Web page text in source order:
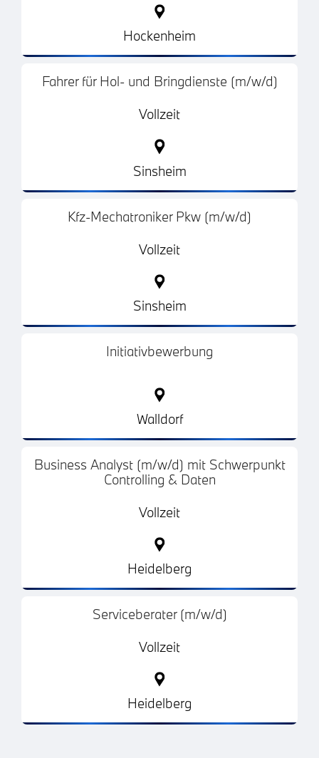
Hockenheim
Fahrer für Hol- und Bringdienste (m/w/d)
Vollzeit
Sinsheim
Kfz-Mechatroniker Pkw (m/w/d)
Vollzeit
Sinsheim
Initiativbewerbung
Walldorf
Business Analyst (m/w/d) mit Schwerpunkt
Controlling & Daten
Vollzeit
Heidelberg
Serviceberater (m/w/d)
Vollzeit
Heidelberg